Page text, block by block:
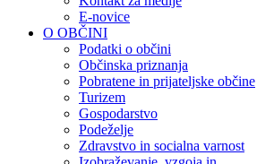
E-novice
O OBČINI
Podatki o občini
Občinska priznanja
Pobratene in prijateljske občine
Turizem
Gospodarstvo
Podeželje
Zdravstvo in socialna varnost